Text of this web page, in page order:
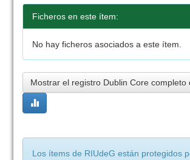
Ficheros en este ítem:
No hay ficheros asociados a este ítem.
Mostrar el registro Dublin Core completo
Los ítems de RIUdeG están protegidos